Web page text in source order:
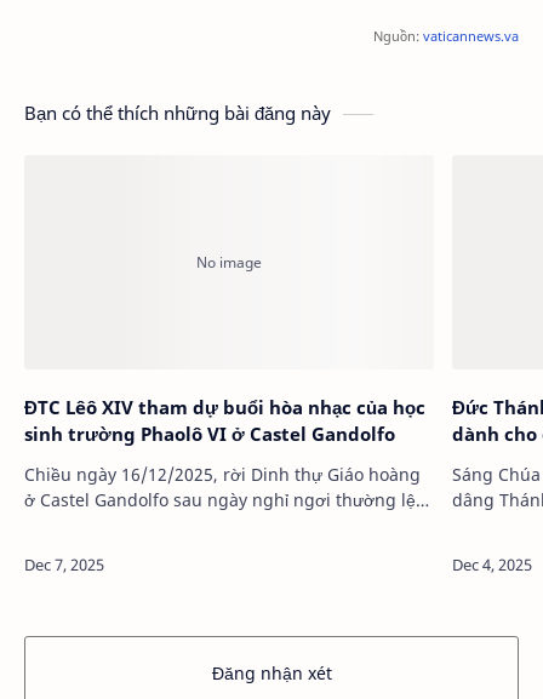
Nguồn: vaticannews.va
Bạn có thể thích những bài đăng này
ĐTC Lêô XIV tham dự buổi hòa nhạc của học
sinh trường Phaolô VI ở Castel Gandolfo
Chiều ngày 16/12/2025, rời Dinh thự Giáo hoàng
ở Castel Gandolfo sau ngày nghỉ ngơi thường lệ
Đức
dành
Sáng
dâng
Đăng nhận xét